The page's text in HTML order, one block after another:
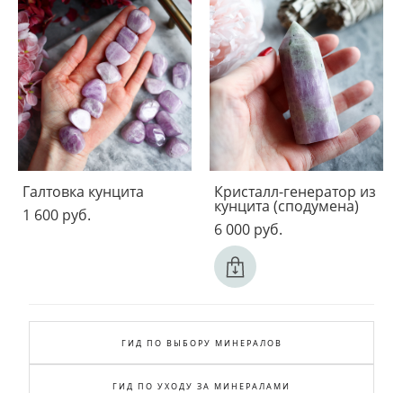
Галтовка кунцита
1 600 pуб.
Кристалл-генератор из
кунцита (сподумена)
6 000 pуб.
ГИД ПО ВЫБОРУ МИНЕРАЛОВ
ГИД ПО УХОДУ ЗА МИНЕРАЛАМИ